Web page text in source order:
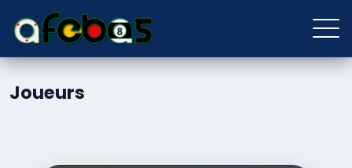
Joueurs